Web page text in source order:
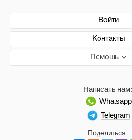
Войти
Контакты
Помощь
Поделиться:
Написать нам:
Whatsapp
Telegram